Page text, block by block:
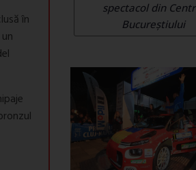
în
spectacol din
Bucureștiului